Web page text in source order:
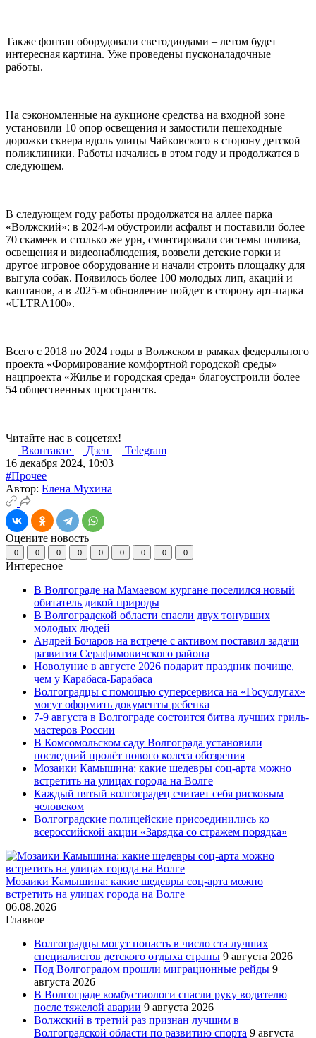
Также фонтан оборудовали светодиодами – летом будет
интересная картина. Уже проведены пусконаладочные
работы.
На сэкономленные на аукционе средства на входной зоне
установили 10 опор освещения и замостили пешеходные
дорожки сквера вдоль улицы Чайковского в сторону детской
поликлиники. Работы начались в этом году и продолжатся в
следующем.
В следующем году работы продолжатся на аллее парка
«Волжский»: в 2024-м обустроили асфальт и поставили более
70 скамеек и столько же урн, смонтировали системы полива,
освещения и видеонаблюдения, возвели детские горки и
другое игровое оборудование и начали строить площадку для
выгула собак. Появилось более 100 молодых лип, акаций и
каштанов, а в 2025-м обновление пойдет в сторону арт-парка
«ULTRA100».
Всего с 2018 по 2024 годы в Волжском в рамках федерального
проекта «Формирование комфортной городской среды»
нацпроекта «Жилье и городская среда» благоустроили более
54 общественных пространств.
Читайте нас в соцсетях!
Вконтакте
Дзен
Telegram
16 декабря 2024, 10:03
#Прочее
Автор: Елена Мухина
Оцените новость
0 0 0 0 0 0 0 0 0
Интересное
В Волгограде на Мамаевом кургане поселился новый
обитатель дикой природы
В Волгоградской области спасли двух тонувших
молодых людей
Андрей Бочаров на встрече с активом поставил задачи
развития Серафимовичского района
Новолуние в августе 2026 подарит праздник почище,
чем у Карабаса-Барабаса
Волгоградцы с помощью суперсервиса на «Госуслугах»
могут оформить документы ребенка
7-9 августа в Волгограде состоится битва лучших гриль-
мастеров России
В Комсомольском саду Волгограда установили
последний пролёт нового колеса обозрения
Мозаики Камышина: какие шедевры соц-арта можно
встретить на улицах города на Волге
Каждый пятый волгоградец считает себя рисковым
человеком
Волгоградские полицейские присоединились ко
всероссийской акции «Зарядка со стражем порядка»
Мозаики Камышина: какие шедевры соц-арта можно
встретить на улицах города на Волге
06.08.2026
Главное
Волгоградцы могут попасть в число ста лучших
специалистов детского отдыха страны 9 августа 2026
Под Волгоградом прошли миграционные рейды 9
августа 2026
В Волгограде комбустиологи спасли руку водителю
после тяжелой аварии 9 августа 2026
Волжский в третий раз признан лучшим в
Волгоградской области по развитию спорта 9 августа